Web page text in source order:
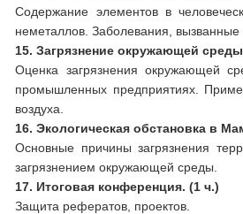
Содержание элементов в
неметаллов. Заболевания,
15. Загрязнение окружающей
Оценка загрязнения окружающей
промышленных предприятиях.
воздуха.
16. Экологическая обстановка в
Основные причины загрязнения
загрязнением окружающей среды.
17. Итоговая конференция. (1 ч.)
Защита рефератов, проектов.